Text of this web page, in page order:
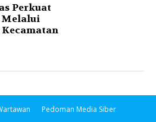
Perkuat
Melalui
Pedoman Media Siber